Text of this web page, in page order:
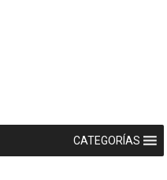
CATEGORÍAS